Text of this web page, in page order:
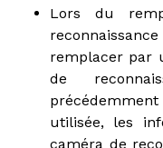
Lors du
remplacer par
de
utilisée, les
caméra de